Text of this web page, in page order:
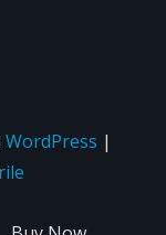
WordPress |